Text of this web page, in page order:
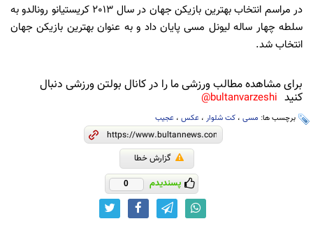
در مراسم انتخاب بهترین بازیکن جهان در سال 2013 کریستیانو رونالدو به
سلطه چهار ساله لیونل مسی پایان داد و به عنوان بهترین بازیکن جهان
انتخاب شد.
برای مشاهده مطالب ورزشی ما را در کانال بولتن ورزشی دنبال
کنید bultanvarzeshi@
برچسب ها: مسی ، کت شلوار ، عکس ، عجیب
گزارش خطا
پسندیدم 0